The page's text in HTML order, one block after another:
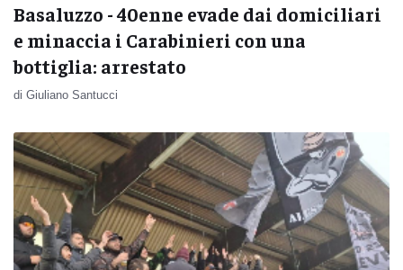
Basaluzzo - 40enne evade dai domiciliari
e minaccia i Carabinieri con una
bottiglia: arrestato
di Giuliano Santucci